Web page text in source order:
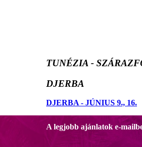
TUNÉZIA -
DJERBA
DJERBA - JÚNIUS 9., 16.
A legjobb ajánlatok e-